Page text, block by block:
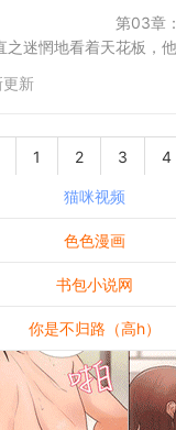
：拷问
惘地看着天花板，他
新
1 2 3 4
猫咪视频
色色漫画
书包小说网
你是不归路（高h）